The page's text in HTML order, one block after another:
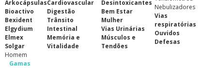
Arkocápsulas
Bioactivo
Bexident
Elgydium
Elmex
Solgar
Cardiovascular
Digestão
Trânsito
Intestinal
Memória e
Vitalidade
Desintoxicantes
Bem Estar
Mulher
Vias Urinárias
Músculos e
Tendões
Nebulizadores
Vias
respiratórias
Ouvidos
Defesas
Homem
Gamas